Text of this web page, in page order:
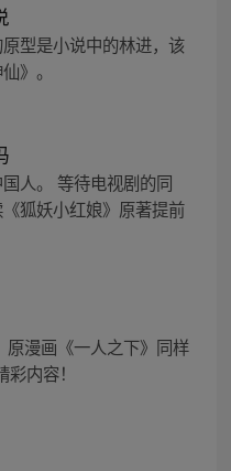
型是小说中的林进，该
》。
人。 等待电视剧的同
狐妖小红娘》原著提前
原漫画《一人之下》同样
内容！